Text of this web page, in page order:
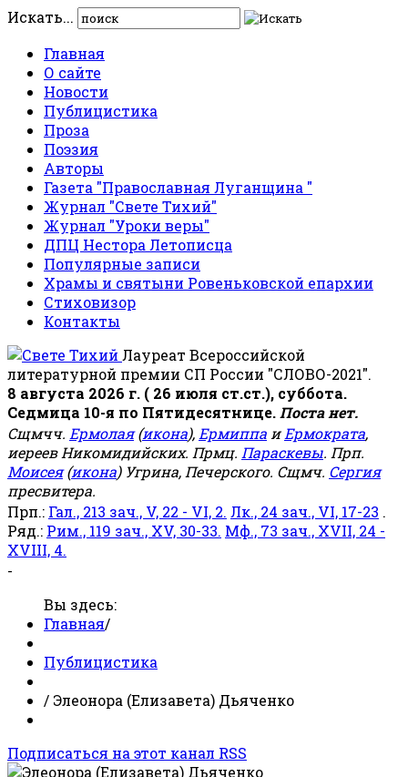
Искать...
Главная
О сайте
Новости
Публицистика
Проза
Поэзия
Авторы
Газета "Православная Луганщина "
Журнал "Свете Тихий"
Журнал "Уроки веры"
ДПЦ Нестора Летописца
Популярные записи
Храмы и святыни Ровеньковской епархии
Стиховизор
Контакты
Лауреат Всероссийской
литературной премии СП России "СЛОВО-2021".
8 августа 2026 г. ( 26 июля ст.ст.), суббота.
Седмица 10-я по Пятидесятнице. Поста нет.
Сщмчч. Ермолая(икона), Ермиппа иЕрмократа,
иереев Никомидийских. Прмц. Параскевы. Прп.
Моисея(икона) Угрина, Печерского. Сщмч. Сергия
пресвитера.
Прп.: Гал., 213 зач., V, 22 - VI, 2. Лк., 24 зач., VI, 17-23 .
Ряд.: Рим., 119 зач., XV, 30-33. Мф., 73 зач., XVII, 24 -
XVIII, 4.
-
Вы здесь:
Главная/
Публицистика
/ Элеонора (Елизавета) Дьяченко
Подписаться на этот канал RSS